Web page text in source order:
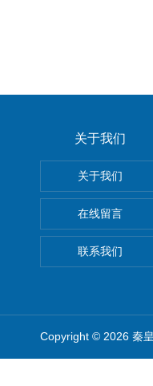
关于我们
关于我们
在线留言
联系我们
Copyright © 2026 秦